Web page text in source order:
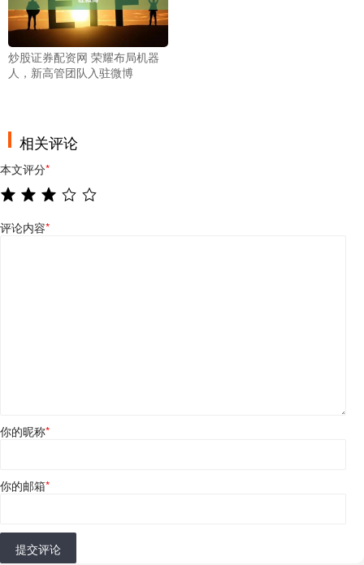
炒股证券配资网 荣耀布局机器
人，新高管团队入驻微博
相关评论
本文评分*
评论内容*
你的昵称*
你的邮箱*
提交评论